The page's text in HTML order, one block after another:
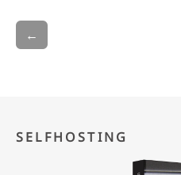
←
SELFHOSTING